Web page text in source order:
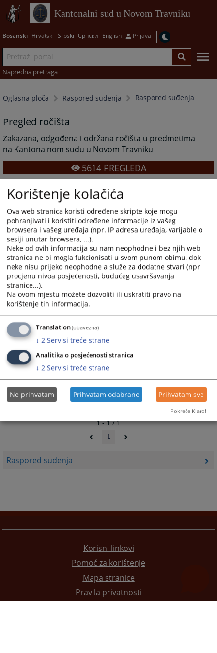
Kantonalni sud u Novom Travniku
Bosanski Hrvatski Srpski Српски English Prijava
Napredna pretraga
Oglasna ploča Raspored suđenja Raspored suđenja
Raspored suđenja
Pregled ročišta
Zakazana, odgođena i održana ročišta u predmetima
na Kantonalnom sudu u Novom Travniku
5614PREGLEDA
Linkovi
Raspored
1 - 1 / 1
1
Korisni linkovi
Pomoć za korištenje
Mapa stranice
Pravila privatnosti
Korištenje kolačića
Ova web stranica koristi određene skripte koje mogu
pohranjivati i koristiti određene informacije iz vašeg
browsera i vašeg uređaja (npr. IP adresa uređaja, varijable o
sesiji unutar browsera, ...).
Neke od ovih informacija su nam neophodne i bez njih web
stranica ne bi mogla fukcionisati u svom punom obimu, dok
neke nisu prijeko neophodne a služe za dodatne stvari (npr.
procjenu nivoa posjećenosti, budućeg usavršavanja
stranice...).
Na ovom mjestu možete dozvoliti ili uskratiti pravo na
korištenje tih informacija.
Translation(obavezna)
↓ 2 Servisi treće strane
Analitika o posjećenosti stranica
↓ 2 Servisi treće strane
Ne prihvatam Prihvatam odabrane Prihvatam sve
Pokreće Klaro!